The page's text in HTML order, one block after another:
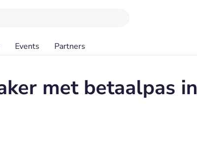
Events Partners
met betaalpas in